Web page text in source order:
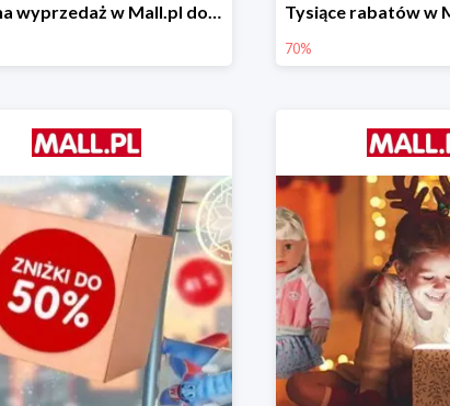
Totalna wyprzedaż w Mall.pl do -80%
70%